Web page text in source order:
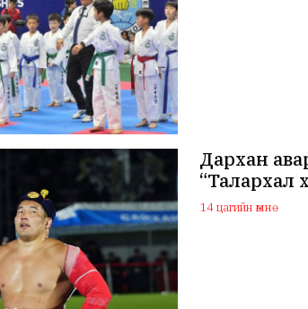
Дархан
“Талархал
14 цагийн өмнө